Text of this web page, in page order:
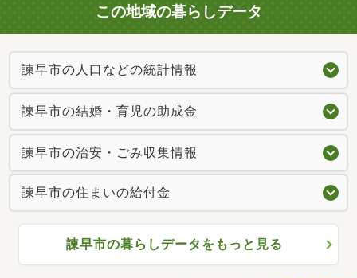
この地域の暮らしデータ
諫早市の人口などの統計情報
諫早市の結婚・育児の助成金
諫早市の治安・ごみ収集情報
諫早市の住まいの給付金
諫早市の暮らしデータをもっと見る